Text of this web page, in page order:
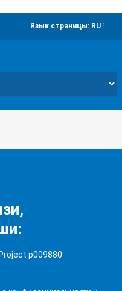
Язык страницы: RU
p009880